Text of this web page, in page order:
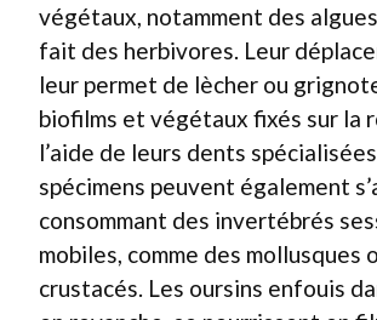
végétaux, notamment des
fait des herbivores. Leur
leur permet de lècher ou
biofilms et végétaux fixés sur la
l’aide de leurs dents
spécimens peuvent également
consommant des invertébrés
mobiles, comme des mollusques
crustacés. Les oursins enfouis